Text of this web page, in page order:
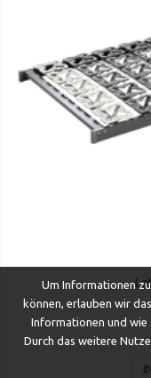
Um Informationen
können, erlauben wir
Informationen und wie
Durch das weitere